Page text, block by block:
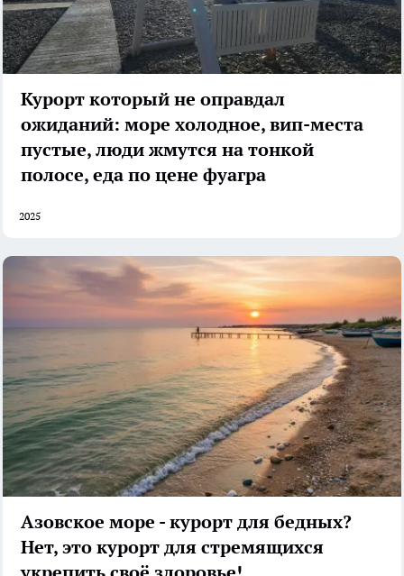
Курорт который не оправдал
ожиданий: море холодное, вип-места
пустые, люди жмутся на тонкой
полосе, еда по цене фуагра
2025
Азовское море - курорт для бедных?
Нет, это курорт для стремящихся